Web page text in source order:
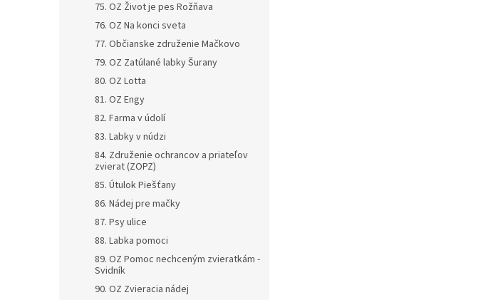
75. OZ Život je pes Rožňava
76. OZ Na konci sveta
77. Občianske združenie Mačkovo
79. OZ Zatúlané labky Šurany
80. OZ Lotta
81. OZ Engy
82. Farma v údolí
83. Labky v núdzi
84. Združenie ochrancov a priateľov
zvierat (ZOPZ)
85. Útulok Piešťany
86. Nádej pre mačky
87. Psy ulice
88. Labka pomoci
89. OZ Pomoc nechceným zvieratkám -
Svidník
90. OZ Zvieracia nádej